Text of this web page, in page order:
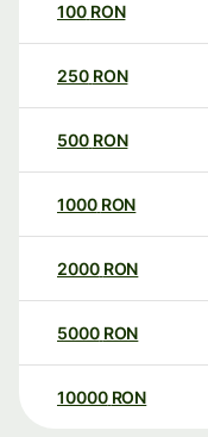
100 RON
250 RON
500 RON
1000 RON
2000 RON
5000 RON
10000 RON